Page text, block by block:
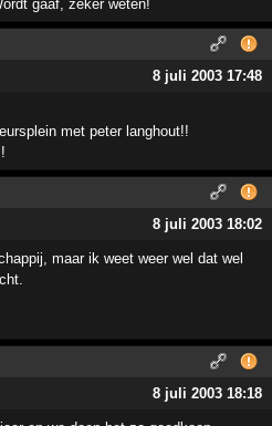
gaaf, zeker weten!
8 juli 2003 17:48
met peter langhout!!
8 juli 2003 18:02
maar ik weet weer wel dat wel
8 juli 2003 18:18